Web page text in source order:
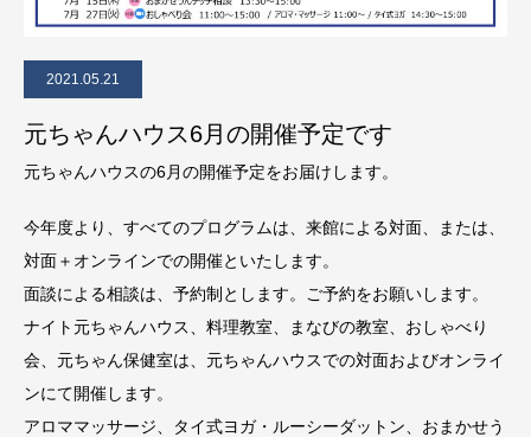
2021.05.21
元ちゃんハウス6月の開催予定です
元ちゃんハウスの6月の開催予定をお届けします。
今年度より、すべてのプログラムは、来館による対面、または、
対面＋オンラインでの開催といたします。
面談による相談は、予約制とします。ご予約をお願いします。
ナイト元ちゃんハウス、料理教室、まなびの教室、おしゃべり
会、元ちゃん保健室は、元ちゃんハウスでの対面およびオンライ
ンにて開催します。
アロママッサージ、タイ式ヨガ・ルーシーダットン、おまかせう